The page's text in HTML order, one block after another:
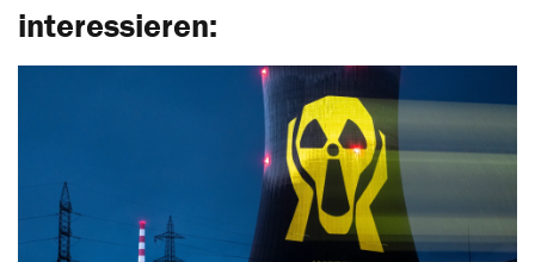
interessieren: